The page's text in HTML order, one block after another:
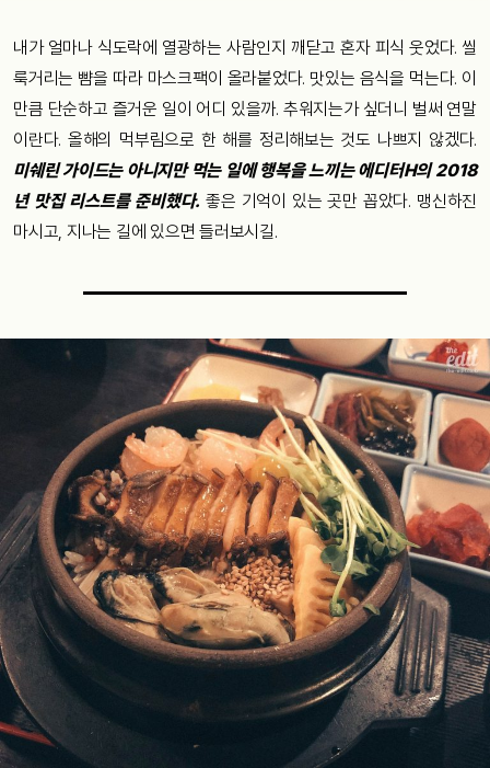
내가 얼마나 식도락에 열광하는 사람인지 깨닫고 혼자 피식 웃었다. 씰
룩거리는 뺨을 따라 마스크팩이 올라붙었다. 맛있는 음식을 먹는다. 이
만큼 단순하고 즐거운 일이 어디 있을까. 추워지는가 싶더니 벌써 연말
이란다. 올해의 먹부림으로 한 해를 정리해보는 것도 나쁘지 않겠다.
미쉐린 가이드는 아니지만 먹는 일에 행복을 느끼는 에디터H의 2018
년 맛집 리스트를 준비했다. 좋은 기억이 있는 곳만 꼽았다. 맹신하진
마시고, 지나는 길에 있으면 들러보시길.